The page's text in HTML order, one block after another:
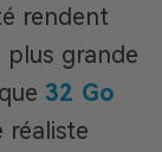
rendent
plus grande
32 Go
réaliste